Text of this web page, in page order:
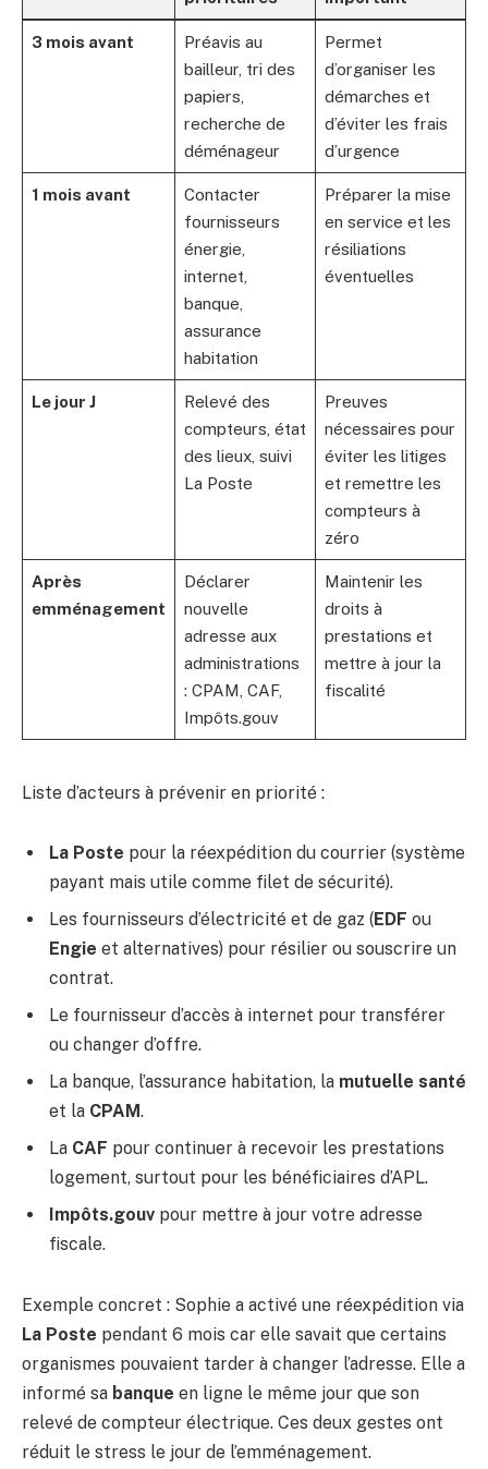
3 mois avant
Préavis au
bailleur, tri des
papiers,
recherche de
déménageur
Permet
d’organiser les
démarches et
d’éviter les frais
d’urgence
1 mois avant
Contacter
fournisseurs
énergie,
internet,
banque,
assurance
habitation
Préparer la mise
en service et les
résiliations
éventuelles
Le jour J
Relevé des
compteurs, état
des lieux, suivi
La Poste
Preuves
nécessaires pour
éviter les litiges
et remettre les
compteurs à
zéro
Après
emménagement
Déclarer
nouvelle
adresse aux
administrations
: CPAM, CAF,
Impôts.gouv
Maintenir les
droits à
prestations et
mettre à jour la
fiscalité
Liste d’acteurs à prévenir en priorité :
La Poste pour la réexpédition du courrier (système
payant mais utile comme filet de sécurité).
Les fournisseurs d’électricité et de gaz (EDF ou
Engie et alternatives) pour résilier ou souscrire un
contrat.
Le fournisseur d’accès à internet pour transférer
ou changer d’offre.
La banque, l’assurance habitation, la mutuelle santé
et la CPAM.
La CAF pour continuer à recevoir les prestations
logement, surtout pour les bénéficiaires d’APL.
Impôts.gouv pour mettre à jour votre adresse
fiscale.
Exemple concret : Sophie a activé une réexpédition via
La Poste pendant 6 mois car elle savait que certains
organismes pouvaient tarder à changer l’adresse. Elle a
informé sa banque en ligne le même jour que son
relevé de compteur électrique. Ces deux gestes ont
réduit le stress le jour de l’emménagement.